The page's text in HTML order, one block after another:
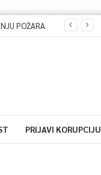
PRIJAVI KORUPCIJU